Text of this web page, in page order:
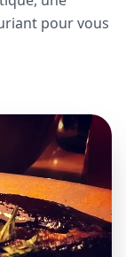
pour vous